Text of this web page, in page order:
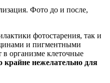
фотостарения, так и
и пигментными
в организме клеточные
крайне нежелательно для